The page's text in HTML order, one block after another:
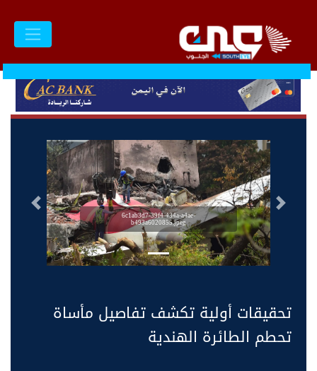
6c1ab3d7-39f4-434a-a4ae-
b493a6020855.jpeg
التالى السابق
تحقيقات أولية تكشف تفاصيل مأساة
تحطم الطائرة الهندية